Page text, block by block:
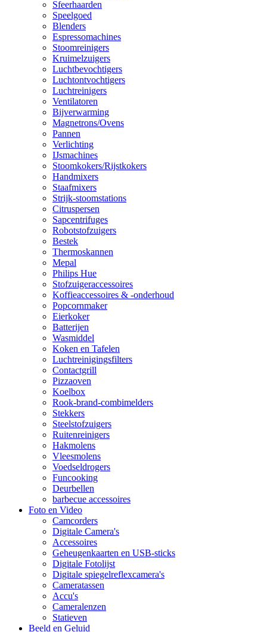
Sfeerhaarden
Speelgoed
Blenders
Espressomachines
Stoomreinigers
Kruimelzuigers
Luchtbevochtigers
Luchtontvochtigers
Luchtreinigers
Ventilatoren
Bijverwarming
Magnetrons/Ovens
Pannen
Verlichting
IJsmachines
Stoomkokers/Rijstkokers
Handmixers
Staafmixers
Strijk-stoomstations
Citruspersen
Sapcentrifuges
Robotstofzuigers
Bestek
Thermoskannen
Mepal
Philips Hue
Stofzuigeraccessoires
Koffieaccessoires & -onderhoud
Popcornmaker
Eierkoker
Batterijen
Wasmiddel
Koken en Tafelen
Luchtreinigingsfilters
Contactgrill
Pizzaoven
Koelbox
Rook-brand-combimelders
Stekkers
Steelstofzuigers
Ruitenreinigers
Hakmolens
Vleesmolens
Voedseldrogers
Funcooking
Deurbellen
barbecue accessoires
Foto en Video
Camcorders
Digitale Camera's
Accessoires
Geheugenkaarten en USB-sticks
Digitale Fotolijst
Digitale spiegelreflexcamera's
Cameratassen
Accu's
Cameralenzen
Statieven
Beeld en Geluid